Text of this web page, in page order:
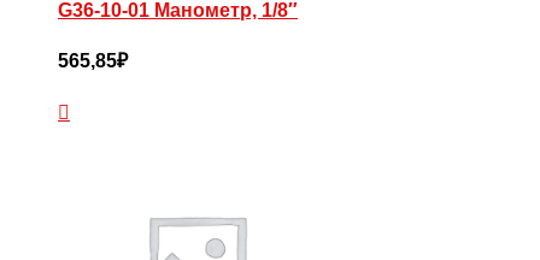
G36-10-01 Манометр, 1/8″
565,85₽